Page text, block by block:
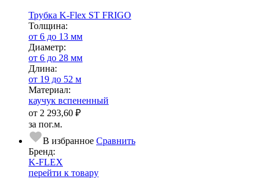
Трубка K-Flex ST FRIGO
Тол­щи­на:
от 6 до 13 мм
Диаметр:
от 6 до 28 мм
Длина:
от 19 до 52 м
Ма­­те­­ри­­ал:
каучук вспененный
от 2 293,60 ₽
за пог.м.
В избранное Сравнить
Бренд:
K-FLEX
перейти к товару